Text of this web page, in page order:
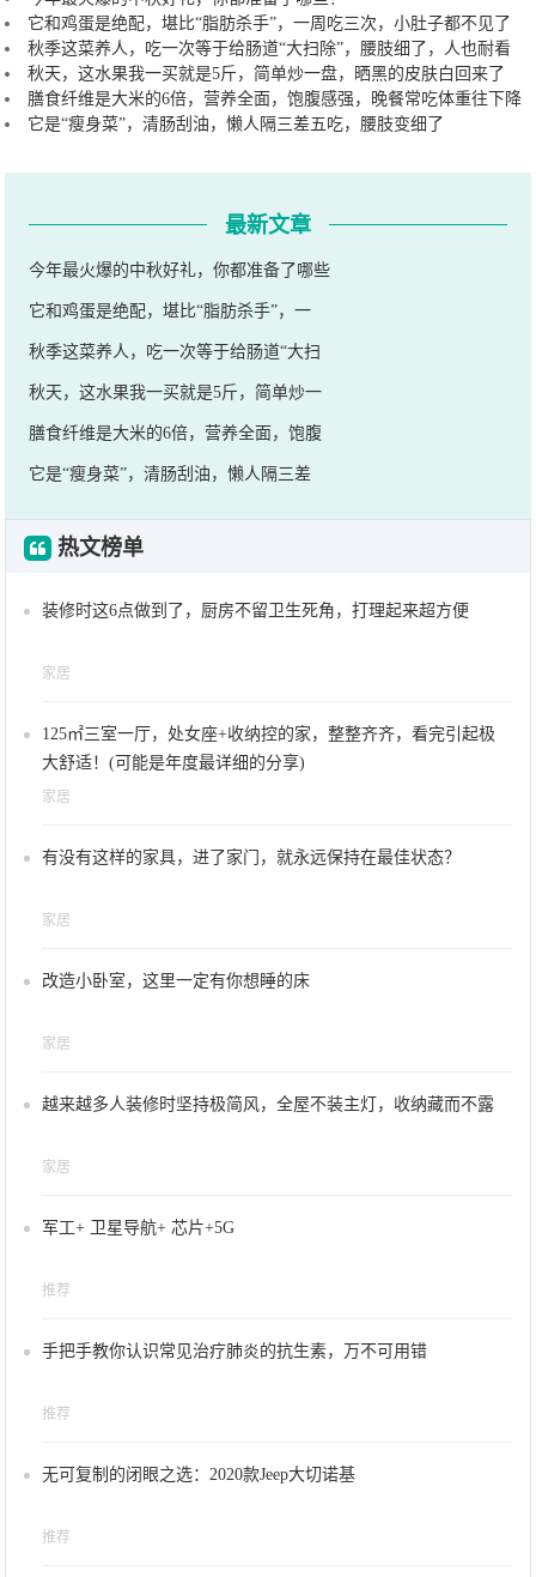
它和鸡蛋是绝配，堪比“脂肪杀手”，一周吃三次，小肚子都不见了
秋季这菜养人，吃一次等于给肠道“大扫除”，腰肢细了，人也耐看
秋天，这水果我一买就是5斤，简单炒一盘，晒黑的皮肤白回来了
膳食纤维是大米的6倍，营养全面，饱腹感强，晚餐常吃体重往下降
它是“瘦身菜”，清肠刮油，懒人隔三差五吃，腰肢变细了
最新文章
今年最火爆的中秋好礼，你都准备了哪些
它和鸡蛋是绝配，堪比“脂肪杀手”，一
秋季这菜养人，吃一次等于给肠道“大扫
秋天，这水果我一买就是5斤，简单炒一
膳食纤维是大米的6倍，营养全面，饱腹
它是“瘦身菜”，清肠刮油，懒人隔三差
热文榜单
装修时这6点做到了，厨房不留卫生死角，打理起来超方便
家居
125㎡三室一厅，处女座+收纳控的家，整整齐齐，看完引起极
大舒适！(可能是年度最详细的分享)
家居
有没有这样的家具，进了家门，就永远保持在最佳状态？
家居
改造小卧室，这里一定有你想睡的床
家居
越来越多人装修时坚持极简风，全屋不装主灯，收纳藏而不露
家居
军工+ 卫星导航+ 芯片+5G
推荐
手把手教你认识常见治疗肺炎的抗生素，万不可用错
推荐
无可复制的闭眼之选：2020款Jeep大切诺基
推荐